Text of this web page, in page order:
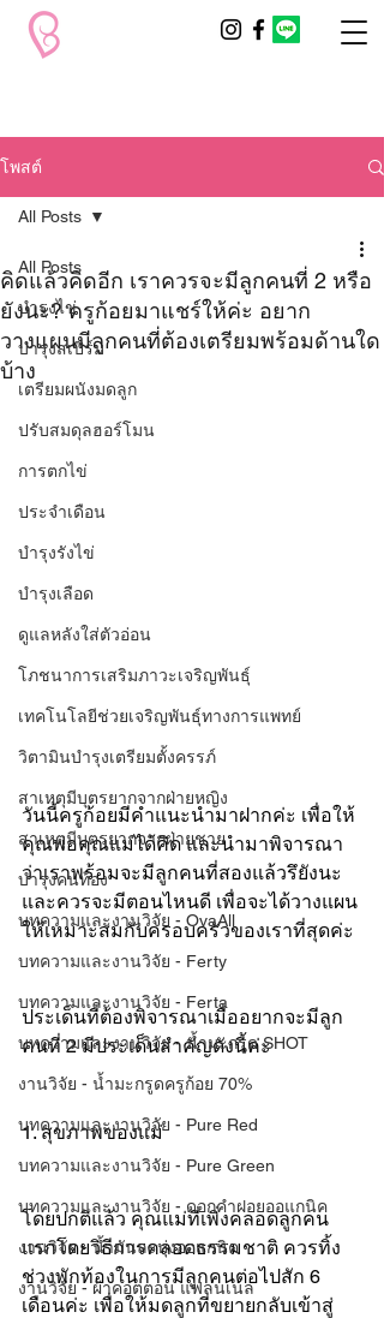
โพสต์
All Posts
บำรุงไข่
บำรุงสเปิร์ม
เตรียมผนังมดลูก
ปรับสมดุลฮอร์โมน
การตกไข่
ประจำเดือน
บำรุงรังไข่
บำรุงเลือด
ดูแลหลังใส่ตัวอ่อน
โภชนาการเสริมภาวะเจริญพันธุ์
เทคโนโลยีช่วยเจริญพันธุ์ทางการแพทย์
วิตามินบำรุงเตรียมตั้งครรภ์
สาเหตุมีบุตรยากจากฝ่ายหญิง
สาเหตุมีบุตรยากจากฝ่ายชาย
บำรุงคนท้อง
บทความและงานวิจัย - OvaAll
บทความและงานวิจัย - Ferty
บทความและงานวิจัย - Ferta
บทความและงานวิจัย - น้ำมะกรูด SHOT
งานวิจัย - น้ำมะกรูดครูก้อย 70%
บทความและงานวิจัย - Pure Red
บทความและงานวิจัย - Pure Green
บทความและงานวิจัย - ดอกคำฝอยออแกนิค
งานวิจัย - น้ำมันละหุ่งออแกนิค
งานวิจัย - ผ้าคอตตอน แฟลนเนล
All Posts
คิดแล้วคิดอีก เราควรจะมีลูกคนที่ 2 หรือ
ยังนะ? ครูก้อยมาแชร์ให้ค่ะ อยาก
วางแผนมีลูกคนที่ต้องเตรียมพร้อมด้านใด
บ้าง
วันนี้ครูก้อยมีคำแนะนำมาฝากค่ะ เพื่อให้
คุณพ่อคุณแม่ได้คิด และนำมาพิจารณา
ว่าเราพร้อมจะมีลูกคนที่สองแล้วรึยังนะ
และควรจะมีตอนไหนดี เพื่อจะได้วางแผน
ให้เหมาะสมกับครอบครัวของเราที่สุดค่ะ
ประเด็นที่ต้องพิจารณาเมื่ออยากจะมีลูก
คนที่ 2 มีประเด็นสำคัญดังนี้ค่ะ
1. สุขภาพของแม่
โดยปกติแล้ว คุณแม่ที่เพิ่งคลอดลูกคน
แรกโดยวิธีการคลอดธรรมชาติ ควรทิ้ง
ช่วงพักท้องในการมีลูกคนต่อไปสัก 6
เดือนค่ะ เพื่อให้มดลูกที่ขยายกลับเข้าสู่